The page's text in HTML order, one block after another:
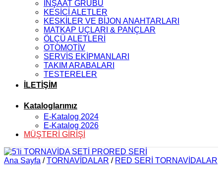
İNŞAAT GRUBU
KESİCİ ALETLER
KESKİLER VE BİJON ANAHTARLARI
MATKAP UÇLARI & PANÇLAR
ÖLÇÜ ALETLERİ
OTOMOTİV
SERVİS EKİPMANLARI
TAKIM ARABALARI
TESTERELER
İLETİŞİM
Kataloglarımız
E-Katalog 2024
E-Katalog 2026
MÜŞTERİ GİRİŞİ
Ana Sayfa / TORNAVİDALAR / RED SERİ TORNAVİDALAR